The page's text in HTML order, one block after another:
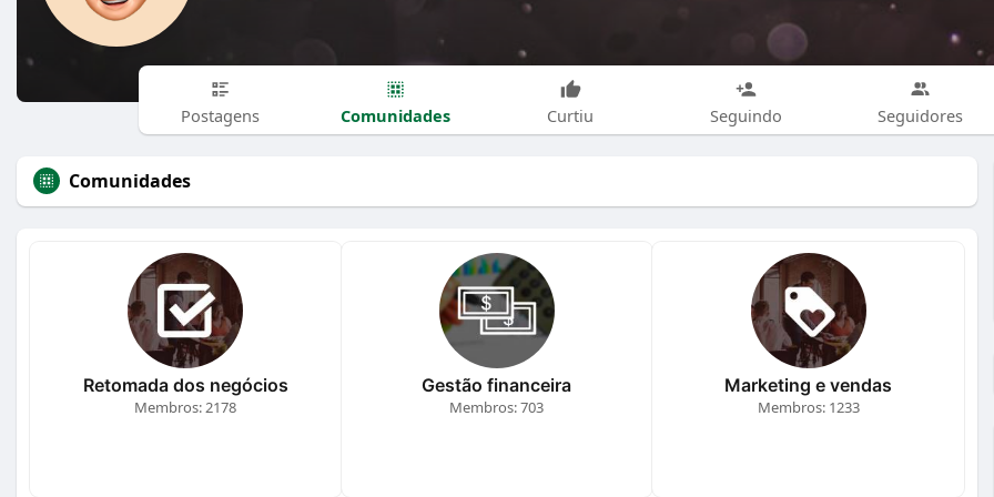
Postagens Comunidades Curtiu Seguindo Seguidores
Comunidades
Retomada dos negócios
Membros: 2178
Gestão financeira
Membros: 703
Marketing e vendas
Membros: 1233